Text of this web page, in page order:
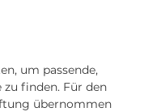
um passende,
finden. Für den
übernommen